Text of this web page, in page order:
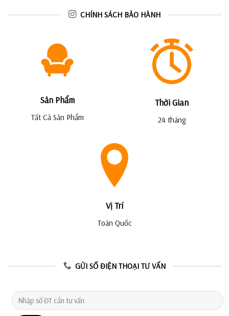
CHÍNH SÁCH BẢO HÀNH
Sản Phẩm
Tất Cả Sản Phẩm
Thời Gian
24 tháng
Vị Trí
Toàn Quốc
GỬI SỐ ĐIỆN THOẠI TƯ VẤN